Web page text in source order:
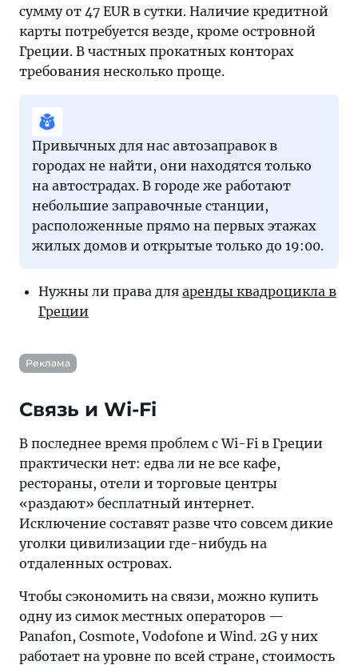
сумму от 47 EUR в сутки. Наличие кредитной
карты потребуется везде, кроме островной
Греции. В частных прокатных конторах
требования несколько проще.
Привычных для нас автозаправок в
городах не найти, они находятся только
на автострадах. В городе же работают
небольшие заправочные станции,
расположенные прямо на первых этажах
жилых домов и открытые только до 19:00.
Нужны ли права для аренды квадроцикла в
Греции
Реклама
Связь и Wi-Fi
В последнее время проблем с Wi-Fi в Греции
практически нет: едва ли не все кафе,
рестораны, отели и торговые центры
«раздают» бесплатный интернет.
Исключение составят разве что совсем дикие
уголки цивилизации где-нибудь на
отдаленных островах.
Чтобы сэкономить на связи, можно купить
одну из симок местных операторов —
Panafon, Cosmote, Vodofone и Wind. 2G у них
работает на уровне по всей стране, стоимость